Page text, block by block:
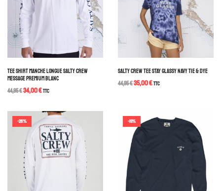
TEE SHIRT MANCHE LONGUE SALTY CREW
MESSAGE PREMIUM BLANC
44,95€34,00€TTC
SALTY CREW TEE STAY GLASSY NAVY TIE & DYE
44,95€35,00€TTC
-26% -19%